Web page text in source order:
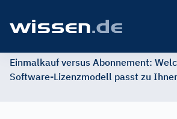
Einmalkauf versus Abonnement:
Software-Lizenzmodell passt zu